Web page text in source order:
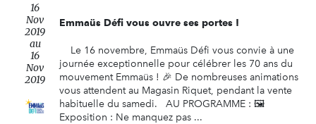
16
Nov
2019
au
16
Nov
2019
Emmaüs Défi vous ouvre ses portes !
Le 16 novembre, Emmaüs Défi vous convie à une
journée exceptionnelle pour célébrer les 70 ans du
mouvement Emmaüs ! 🎉 De nombreuses animations
vous attendent au Magasin Riquet, pendant la vente
habituelle du samedi. AU PROGRAMME : 🖼
Exposition : Ne manquez pas ...